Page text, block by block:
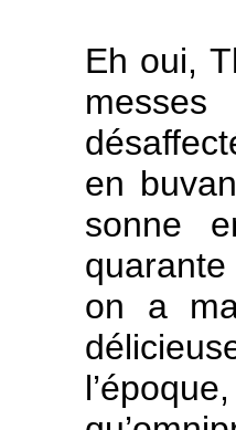
Eh oui,
en
sonne
on a